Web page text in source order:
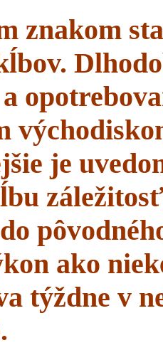
znakom
je
ako
týždne v